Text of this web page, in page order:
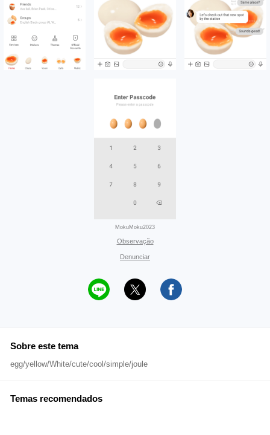
MokuMoku2023
Observação
Denunciar
Sobre este tema
egg/yellow/White/cute/cool/simple/joule
Temas recomendados